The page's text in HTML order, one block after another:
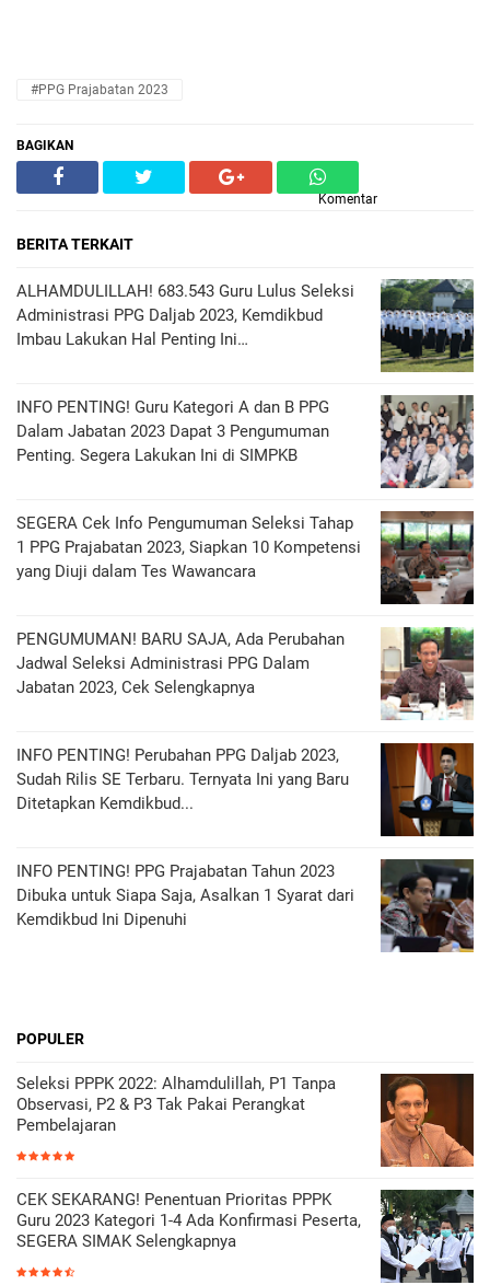
#PPG Prajabatan 2023
BAGIKAN
Komentar
BERITA TERKAIT
ALHAMDULILLAH! 683.543 Guru Lulus Seleksi
Administrasi PPG Daljab 2023, Kemdikbud
Imbau Lakukan Hal Penting Ini…
INFO PENTING! Guru Kategori A dan B PPG
Dalam Jabatan 2023 Dapat 3 Pengumuman
Penting. Segera Lakukan Ini di SIMPKB
SEGERA Cek Info Pengumuman Seleksi Tahap
1 PPG Prajabatan 2023, Siapkan 10 Kompetensi
yang Diuji dalam Tes Wawancara
PENGUMUMAN! BARU SAJA, Ada Perubahan
Jadwal Seleksi Administrasi PPG Dalam
Jabatan 2023, Cek Selengkapnya
INFO PENTING! Perubahan PPG Daljab 2023,
Sudah Rilis SE Terbaru. Ternyata Ini yang Baru
Ditetapkan Kemdikbud...
INFO PENTING! PPG Prajabatan Tahun 2023
Dibuka untuk Siapa Saja, Asalkan 1 Syarat dari
Kemdikbud Ini Dipenuhi
POPULER
Seleksi PPPK 2022: Alhamdulillah, P1 Tanpa
Observasi, P2 & P3 Tak Pakai Perangkat
Pembelajaran
CEK SEKARANG! Penentuan Prioritas PPPK
Guru 2023 Kategori 1-4 Ada Konfirmasi Peserta,
SEGERA SIMAK Selengkapnya